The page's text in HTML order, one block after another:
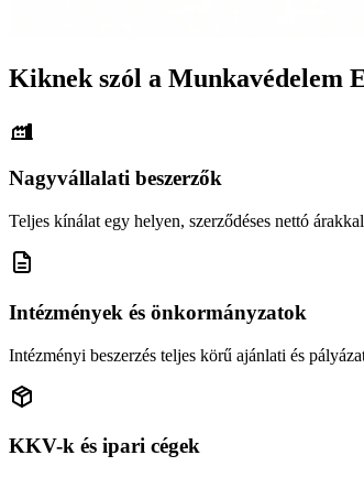
Kiknek szól a Munkavédelem
Nagyvállalati beszerzők
Teljes kínálat egy helyen, szerződéses nettó
Intézmények és önkormányzatok
Intézményi beszerzés teljes körű ajánlati és
KKV-k és ipari cégek